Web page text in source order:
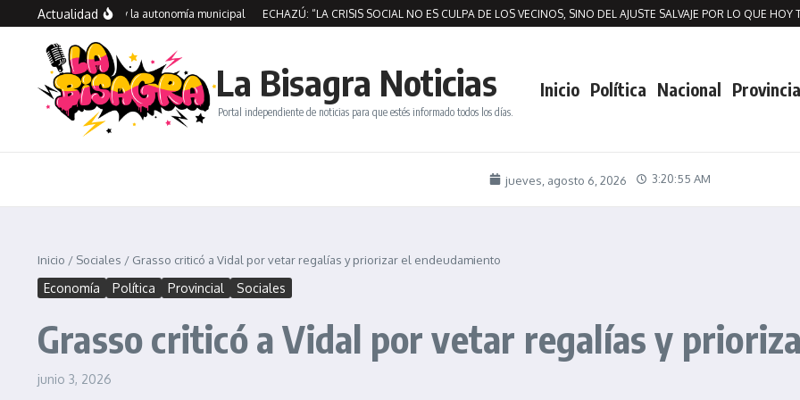
Saltar al contenido
Actualidad
de Río Gallegos y la autonomía municipal ECHAZÚ: “LA CRISIS SOCIAL NO ES CULPA DE LOS VECINOS, SINO DEL AJUSTE SALVAJE POR LO QUE HOY
La Bisagra Noticias
Portal independiente de noticias para que estés informado todos los días.
Inicio Política Nacional
jueves, agosto 6, 2026 3:20:55 AM
Inicio / Sociales / Grasso criticó a Vidal por vetar regalías y priorizar el endeudamiento
Economía Política Provincial Sociales
Grasso criticó a Vidal por vetar regalías y
junio 3, 2026